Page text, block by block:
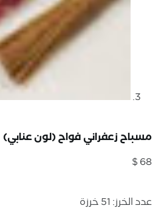
مسباح زعفراني فواح (لون عنابي)
$68
عدد الخرز: 51 خرزة